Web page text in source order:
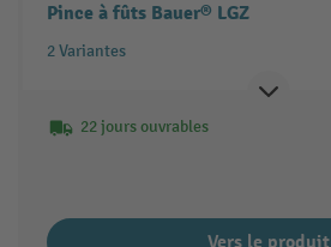
Pince à fûts Bauer® LGZ
2 Variantes
22 jours ouvrables